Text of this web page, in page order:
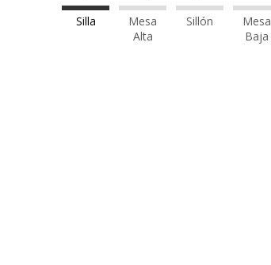
Silla
Mesa
Alta
Sillón
Mesa
Baja